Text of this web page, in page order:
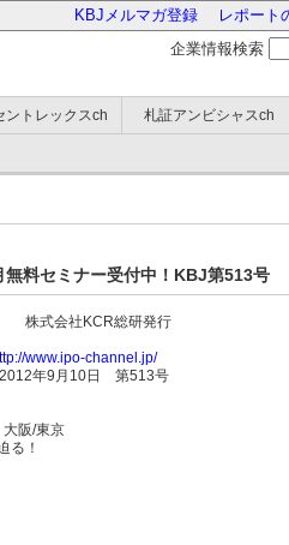
KBJメルマガ登録 レポート
企業情報検索
ントレックスch 札証アンビシャスch
料セミナー受付中！KBJ第513号
株式会社KCR総研発行
www.ipo-channel.jp/
2012年9月10日 第513号
阪/東京
る！